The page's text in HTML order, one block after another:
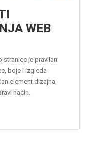
WEB
je pravilan
boje i izgleda
element dizajna
način.